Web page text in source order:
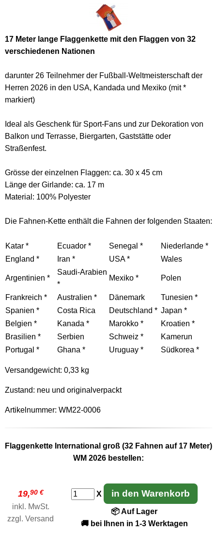
17 Meter lange Flaggenkette mit den Flaggen von 32
verschiedenen Nationen
darunter 26 Teilnehmer der Fußball-Weltmeisterschaft der
Herren 2026 in den USA, Kandada und Mexiko (mit *
markiert)
Ideal als Geschenk für Sport-Fans und zur Dekoration von
Balkon und Terrasse, Biergarten, Gaststätte oder
Straßenfest.
Grösse der einzelnen Flaggen: ca. 30 x 45 cm
Länge der Girlande: ca. 17 m
Material: 100% Polyester
Die Fahnen-Kette enthält die Fahnen der folgenden Staaten:
Katar * Ecuador * Senegal *
Niederlande *
England *
Iran * USA * Wales
Argentinien *
Saudi-Arabien
*
Mexiko * Polen
Frankreich * Australien * Dänemark
Tunesien *
Spanien *
Costa Rica Deutschland * Japan *
Belgien *
Kanada * Marokko *
Kroatien *
Brasilien *
Serbien Schweiz *
Kamerun
Portugal *
Ghana * Uruguay * Südkorea *
Versandgewicht: 0,33 kg
Zustand: neu und originalverpackt
Artikelnummer: WM22-0006
Flaggenkette International groß (32 Fahnen auf 17 Meter)
WM 2026 bestellen:
19,90 €
inkl. MwSt.
zzgl. Versand
X in den Warenkorb
📦 Auf Lager
🚚 bei Ihnen in 1-3 Werktagen